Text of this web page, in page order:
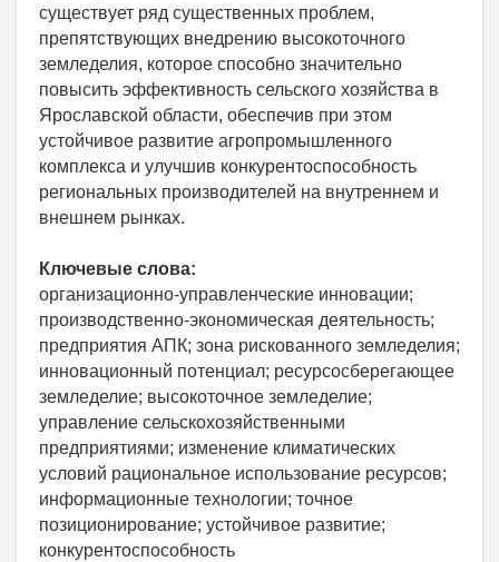
существует ряд существенных проблем,
препятствующих внедрению высокоточного
земледелия, которое способно значительно
повысить эффективность сельского хозяйства в
Ярославской области, обеспечив при этом
устойчивое развитие агропромышленного
комплекса и улучшив конкурентоспособность
региональных производителей на внутреннем и
внешнем рынках.
Ключевые слова:
организационно-управленческие инновации;
производственно-экономическая деятельность;
предприятия АПК; зона рискованного земледелия;
инновационный потенциал; ресурсосберегающее
земледелие; высокоточное земледелие;
управление сельскохозяйственными
предприятиями; изменение климатических
условий рациональное использование ресурсов;
информационные технологии; точное
позиционирование; устойчивое развитие;
конкурентоспособность